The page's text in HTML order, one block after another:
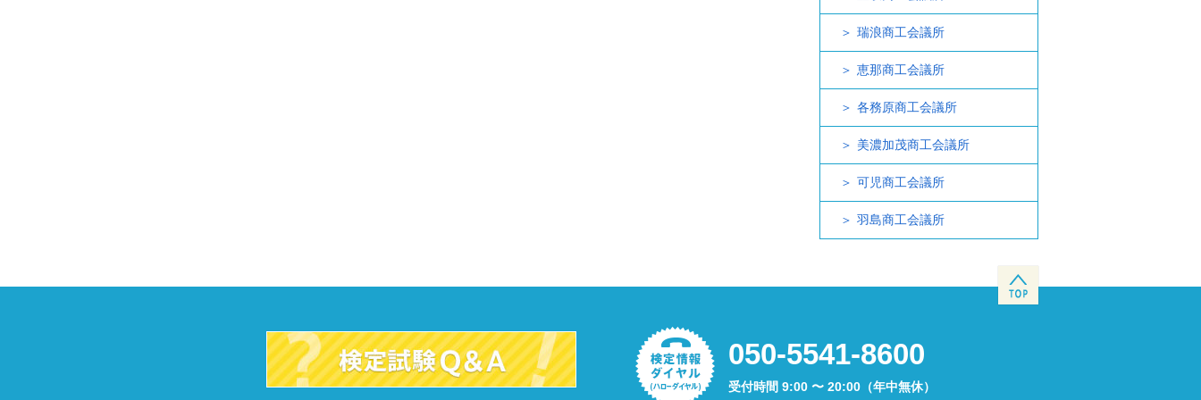
瑞浪商工会議所
恵那商工会議所
各務原商工会議所
美濃加茂商工会議所
可児商工会議所
羽島商工会議所
050-5541-8600
受付時間 9:00 〜 20:00（年中無休）